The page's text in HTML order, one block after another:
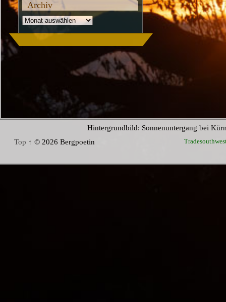
Archiv
Archiv
Hintergrundbild: Sonnenuntergang bei
Top ↑ © 2026 Bergpoetin